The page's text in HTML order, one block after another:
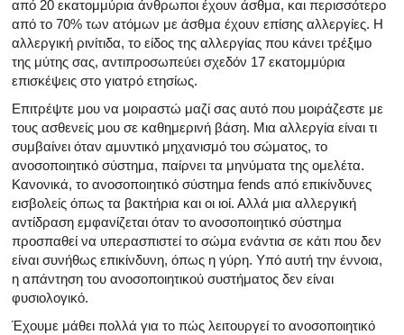
από 20 εκατομμύρια άνθρωποι έχουν άσθμα, και περισσότερο
από το 70% των ατόμων με άσθμα έχουν επίσης αλλεργίες. Η
αλλεργική ρινίτιδα, το είδος της αλλεργίας που κάνει τρέξιμο
της μύτης σας, αντιπροσωπεύει σχεδόν 17 εκατομμύρια
επισκέψεις στο γιατρό ετησίως.
Επιτρέψτε μου να μοιραστώ μαζί σας αυτό που μοιράζεστε με
τους ασθενείς μου σε καθημερινή βάση. Μια αλλεργία είναι τι
συμβαίνει όταν αμυντικό μηχανισμό του σώματος, το
ανοσοποιητικό σύστημα, παίρνει τα μηνύματα της ομελέτα.
Κανονικά, το ανοσοποιητικό σύστημα fends από επικίνδυνες
εισβολείς όπως τα βακτήρια και οι ιοί. Αλλά μια αλλεργική
αντίδραση εμφανίζεται όταν το ανοσοποιητικό σύστημα
προσπαθεί να υπερασπιστεί το σώμα ενάντια σε κάτι που δεν
είναι συνήθως επικίνδυνη, όπως η γύρη. Υπό αυτή την έννοια,
η απάντηση του ανοσοποιητικού συστήματος δεν είναι
φυσιολογικό.
Έχουμε μάθει πολλά για το πώς λειτουργεί το ανοσοποιητικό